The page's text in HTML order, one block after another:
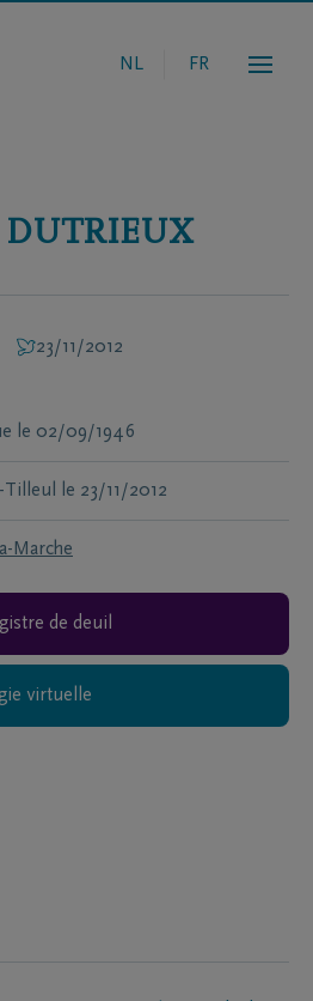
NL FR
DUTRIEUX
23/11/2012
le 02/09/1946
le 23/11/2012
Marche
de deuil
virtuelle